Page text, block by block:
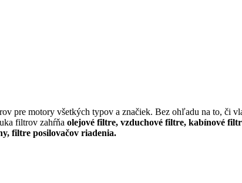
pre motory všetkých typov a značiek. Bez ohľadu na to, či
filtrov zahŕňa olejové filtre, vzduchové filtre, kabínové
filtre posilovačov riadenia.